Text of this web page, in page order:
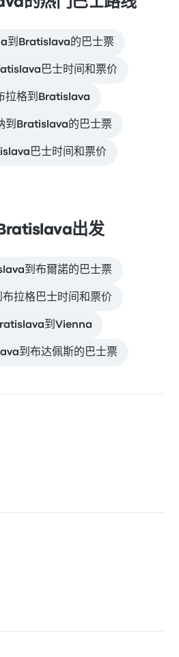
的热门巴士路线
到Bratislava的巴士票
巴士时间和票价
拉格到Bratislava
到Bratislava的巴士票
巴士时间和票价
出发
到布爾諾的巴士票
拉格巴士时间和票价
到Vienna
到布达佩斯的巴士票